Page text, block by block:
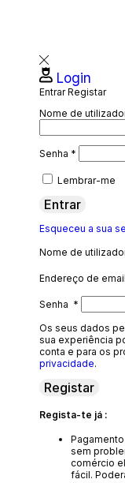
Login
EntrarRegistar
Nome de
Senha *
Lembrar-me
Entrar
Esqueceu a sua
Nome de
Endereço de email
Senha *
Os seus dados
sua experiência
conta e para os
privacidade.
Registar
Regista-te já :
sem
comércio
fácil.